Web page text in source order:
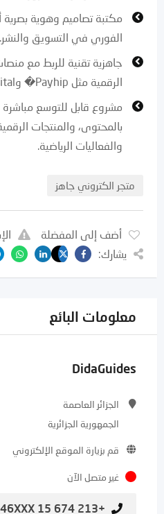
مكتبة تصاميم وهوية بصرية
الفوري في التسويق والنشر.
جاهزية تقنية للربط مع
الرقمية مثل Payhip⁠� وDraft2Digital⁠�.
بالمحتوى، والمنتجات
والفعاليات الرياضية.
متجر الكتروني جاهز
أضف إلى المفضلة
يشارك:
معلومات البائع
DidaGuides
الجزائر العاصمة
الجمهورية الجزائرية
قم بزيارة الموقع الإلكتروني
غير متصل الآن
+213 674 15 46XXX